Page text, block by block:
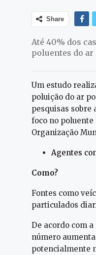
Share
Até 40% dos
poluentes do ar
Um estudo
poluição do ar
pesquisas sobre
foco no
Organização
Agentes
Como?
Fontes como
particulados
De acordo com
número
potencialmente